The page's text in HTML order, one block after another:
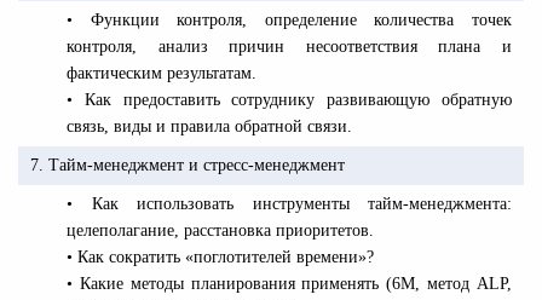
• Функции контроля, определение количества точек
контроля, анализ причин несоответствия плана и
фактическим результатам.
• Как предоставить сотруднику развивающую обратную
связь, виды и правила обратной связи.
7. Тайм-менеджмент и стресс-менеджмент
• Как использовать инструменты тайм-менеджмента:
целеполагание, расстановка приоритетов.
• Как сократить «поглотителей времени»?
• Какие методы планирования применять (6М, метод ALP,